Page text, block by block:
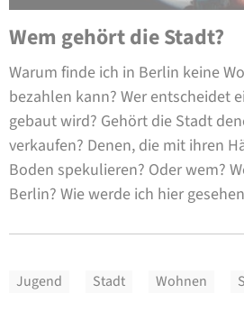
Wem gehört die Stadt?
Warum finde ich in Berlin keine
bezahlen kann? Wer entscheidet
gebaut wird? Gehört die Stadt
verkaufen? Denen, die mit ihren
Boden spekulieren? Oder wem?
Berlin? Wie werde ich hier
Jugend Stadt Wohnen